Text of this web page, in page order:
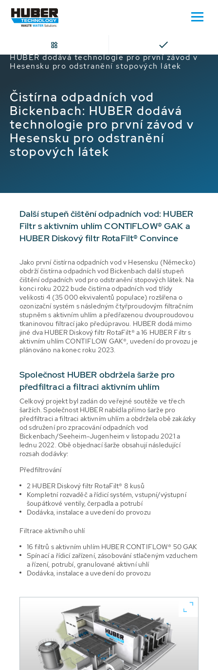
Čistírna odpadních vod Bickenbach:
HUBER dodává technologie pro první závod v
Hesensku pro odstranění stopových látek
Čistírna odpadních vod
Bickenbach: HUBER dodává
technologie pro první závod v
Hesensku pro odstranění
stopových látek
Další stupeň čištění odpadních vod: HUBER
Filtr s aktivním uhlím CONTIFLOW® GAK a
HUBER Diskový filtr RotaFilt® Convince
Jako první čistírna odpadních vod v Hesensku (Německo)
obdrží čistírna odpadních vod Bickenbach další stupeň
čištění odpadních vod pro odstranění stopových látek. Na
konci roku 2022 bude čistírna odpadních vod třídy
velikosti 4 (35 000 ekvivalentů populace) rozšířena o
ozonizační systém s následným čtyřproudovým filtračním
stupněm s aktivním uhlím a předřazenou dvouproudovou
tkaninovou filtrací jako předúpravou. HUBER dodá mimo
jiné dva HUBER Diskový filtr RotaFilt® a 16 HUBER Filtr s
aktivním uhlím CONTIFLOW GAK®, uvedení do provozu je
plánováno na konec roku 2023.
Společnost HUBER obdržela šarže pro
předfiltraci a filtraci aktivním uhlím
Celkový projekt byl zadán do veřejné soutěže ve třech
šaržích. Společnost HUBER nabídla přímo šarže pro
předfiltraci a filtraci aktivním uhlím a obdržela obě zakázky
od sdružení pro zpracování odpadních vod
Bickenbach/Seeheim-Jugenheim v listopadu 2021 a
lednu 2022. Obě objednací šarže obsahují následující
rozsah dodávky:
Předfiltrování
2 HUBER Diskový filtr RotaFilt® 8 kusů
Kompletní rozvaděč a řídicí systém, vstupní/výstupní
šoupátkové ventily, čerpadla a potrubí
Dodávka, instalace a uvedení do provozu
Filtrace aktivního uhlí
16 filtrů s aktivním uhlím HUBER CONTIFLOW® 50 GAK
Spínací a řídicí zařízení, zásobování stlačeným vzduchem
a řízení, potrubí, granulované aktivní uhlí
Dodávka, instalace a uvedení do provozu